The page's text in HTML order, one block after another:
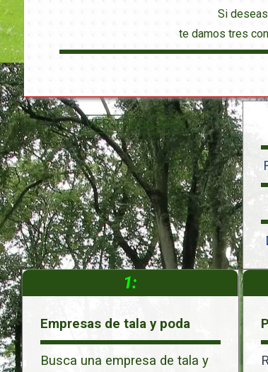
Si deseas
te damos tres
VER TRABAJOS
1:
Empresas de tala y poda
Busca una empresa de tala y